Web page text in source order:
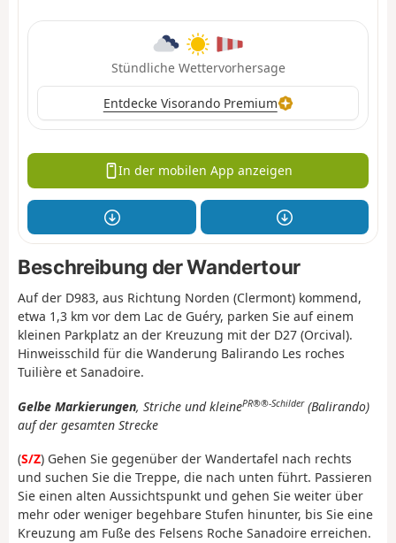
Stündliche Wettervorhersage
Entdecke Visorando Premium
In der mobilen App anzeigen
Beschreibung der Wandertour
Auf der D983, aus Richtung Norden (Clermont) kommend,
etwa 1,3 km vor dem Lac de Guéry, parken Sie auf einem
kleinen Parkplatz an der Kreuzung mit der D27 (Orcival).
Hinweisschild für die Wanderung Balirando Les roches
Tuilière et Sanadoire.
Gelbe Markierungen, Striche und kleinePR®®-Schilder(Balirando)
auf der gesamten Strecke
(S/Z) Gehen Sie gegenüber der Wandertafel nach rechts
und suchen Sie die Treppe, die nach unten führt. Passieren
Sie einen alten Aussichtspunkt und gehen Sie weiter über
mehr oder weniger begehbare Stufen hinunter, bis Sie eine
Kreuzung am Fuße des Felsens Roche Sanadoire erreichen.